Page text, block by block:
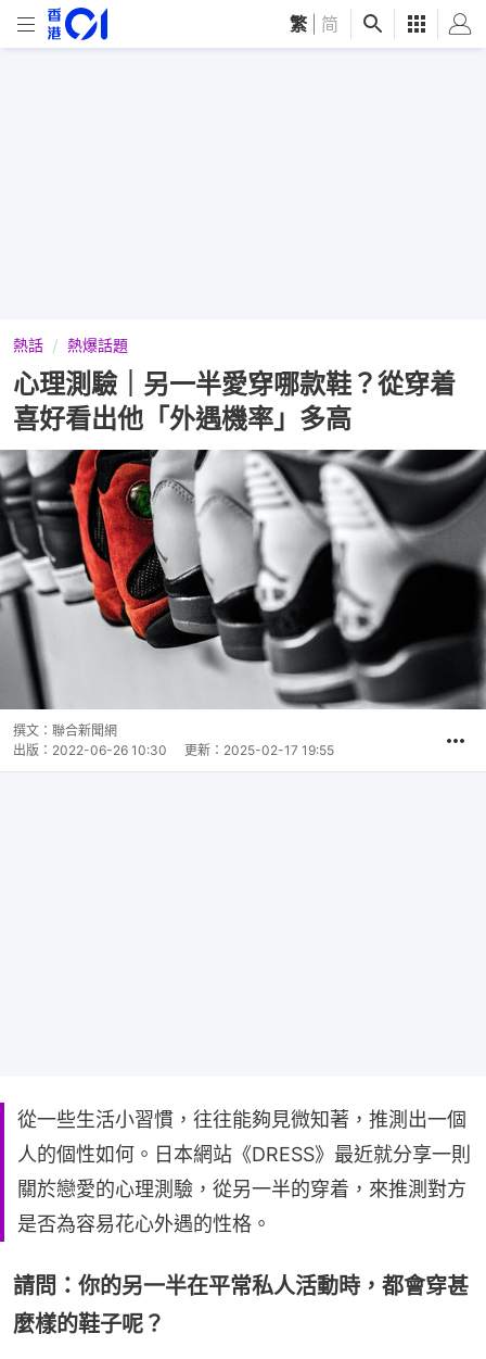
繁 简
熱話 熱爆話題
心理測驗｜另一半愛穿哪款鞋？從穿着
喜好看出他「外遇機率」多高
撰文： 聯合新聞網
出版： 2022-06-26 10:30 更新： 2025-02-17 19:55
從一些生活小習慣，往往能夠見微知著，推測出一個
人的個性如何。日本網站《DRESS》最近就分享一則
關於戀愛的心理測驗，從另一半的穿着，來推測對方
是否為容易花心外遇的性格。
請問：你的另一半在平常私人活動時，都會穿甚
麼樣的鞋子呢？